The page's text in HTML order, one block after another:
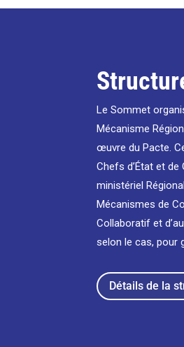
Le Sommet
Mécanisme
œuvre du Pacte.
Chefs d’État et
ministériel
Mécanismes de
Collaboratif et
selon le cas, pour
Détails de la